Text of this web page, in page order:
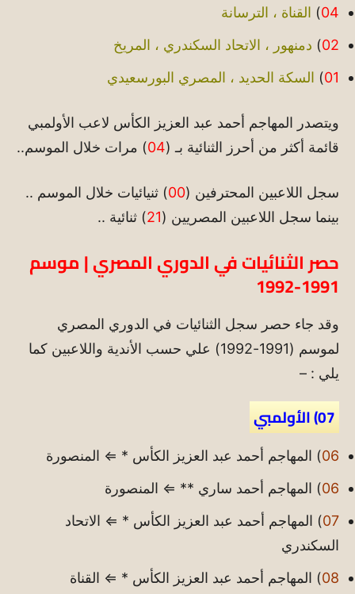
04
) القناة ، الترسانة
02
) دمنهور ، الاتحاد السكندري ، المريخ
01
) السكة الحديد ، المصري البورسعيدي
ويتصدر المهاجم أحمد عبد العزيز الكأس لاعب الأولمبي
قائمة أكثر من أحرز الثنائية بـ (04) مرات خلال الموسم..
سجل اللاعبين المحترفين (00) ثنيائيات خلال الموسم ..
بينما سجل اللاعبين المصريين (21) ثنائية ..
حصر الثنائيات في الدوري المصري | موسم
1991-1992
وقد جاء حصر سجل الثنائيات في الدوري المصري
لموسم (1991-1992) علي حسب الأندية واللاعبين كما
يلي : –
07) الأولمبي
06) المهاجم أحمد عبد العزيز الكأس * ⇐ المنصورة
06) المهاجم أحمد ساري ** ⇐ المنصورة
07) المهاجم أحمد عبد العزيز الكأس * ⇐ الاتحاد
السكندري
08) المهاجم أحمد عبد العزيز الكأس * ⇐ القناة